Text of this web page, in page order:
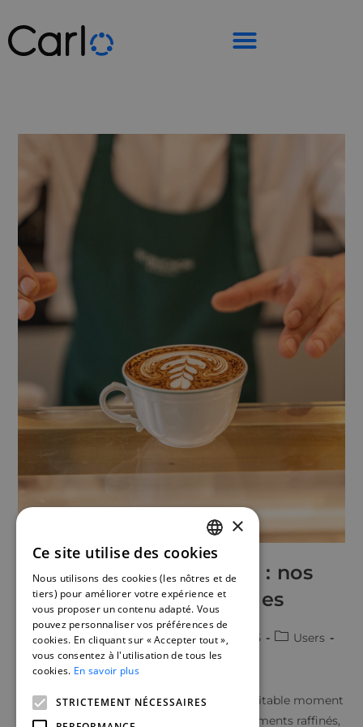
Coffee shops à Monaco : nos
adresses incontournables
Oceane Leplae November 26, 2025
Users
0 Comments
À Monaco, savourer un café devient un véritable moment
de plaisir et de découverte. Entre établissements raffinés,
FRENCH
ENGLISH
SPANISH
×
Ce site utilise des cookies
Nous utilisons des cookies (les nôtres et de
tiers) pour améliorer votre expérience et
vous proposer un contenu adapté. Vous
pouvez personnaliser vos préférences de
cookies. En cliquant sur « Accepter tout »,
vous consentez à l'utilisation de tous les
cookies. En savoir plus
STRICTEMENT NÉCESSAIRES